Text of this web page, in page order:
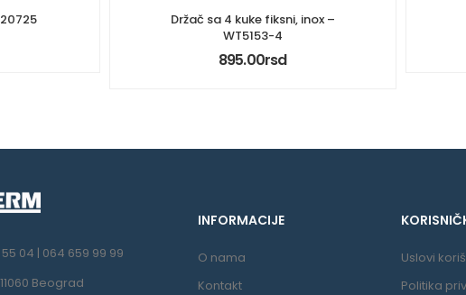
Držač sa 4 kuke fiksni, inox –
WT5153-4
895.00rsd
55 04 | 064 659 99 99
Beograd
INFORMACIJE
O nama
Kontakt
Uslovi
Politika